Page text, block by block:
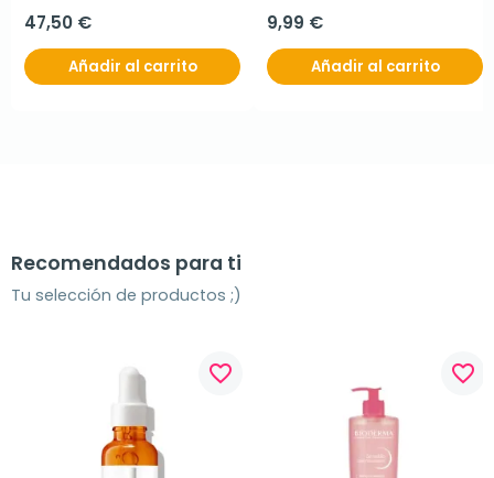
47,50 €
Añadir al carrito
9,99 €
Añadir al carrito
Recomendados para ti
Tu selección de productos ;)
favorite_border favorite_border